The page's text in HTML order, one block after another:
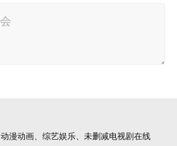
漫动画、综艺娱乐、未删减电视剧在线